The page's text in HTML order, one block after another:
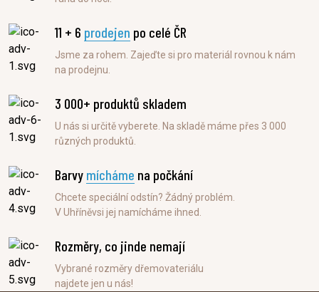
11 + 6 prodejen po celé ČR
Jsme za rohem. Zajeďte si pro materiál rovnou k nám
na prodejnu.
3 000+ produktů skladem
U nás si určitě vyberete. Na skladě máme přes 3 000
různých produktů.
Barvy mícháme na počkání
Chcete speciální odstín? Žádný problém.
V Uhříněvsi jej namícháme ihned.
Rozměry, co jinde nemají
Vybrané rozměry dřemovateriálu
najdete jen u nás!